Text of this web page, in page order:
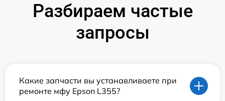
Разбираем частые
запросы
Какие запчасти вы устанавливаете при
ремонте мфу Epson L355?